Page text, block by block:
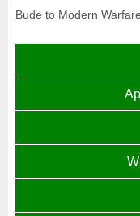
Bude to Modern